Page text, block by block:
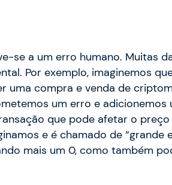
se a um erro humano. Muitas
Por exemplo, imaginemos
uma compra e venda de
um erro e adicionemos
que pode afetar o preço
e é chamado de “grande
mais um 0, como também